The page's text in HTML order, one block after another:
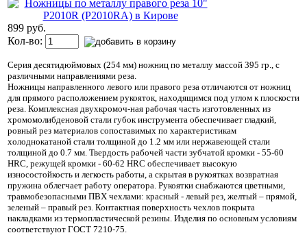
899 руб.
Кол-во:
Серия десятидюймовых (254 мм) ножниц по металлу массой 395 гр., с
различными направлениями реза.
Ножницы направленного левого или правого реза отличаются от ножниц
для прямого расположением рукояток, находящимся под углом к плоскости
реза. Комплексная двухкромоч-ная рабочая часть изготовленных из
хромомолибденовой стали губок инструмента обеспечивает гладкий,
ровный рез материалов сопоставимых по характеристикам
холоднокатаной стали толщиной до 1.2 мм или нержавеющей стали
толщиной до 0.7 мм. Твердость рабочей части зубчатой кромки - 55-60
HRC, режущей кромки - 60-62 HRC обеспечивает высокую
износостойкость и легкость работы, а скрытая в рукоятках возвратная
пружина облегчает работу оператора. Рукоятки снабжаются цветными,
травмобезопасными ПВХ чехлами: красный - левый рез, желтый – прямой,
зеленый – правый рез. Контактная поверхность чехлов покрыта
накладками из термопластической резины. Изделия по основным условиям
соответствуют ГОСТ 7210-75.